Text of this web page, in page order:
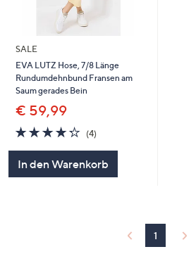
SALE
EVA LUTZ Hose, 7/8 Länge
Rundumdehnbund Fransen am
Saum gerades Bein
€ 59,99
4.2
von
(4)4
In den Warenkorb
1